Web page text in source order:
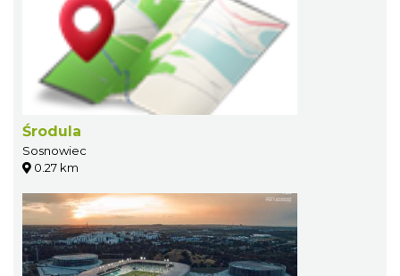
Środula
Sosnowiec
0.27 km